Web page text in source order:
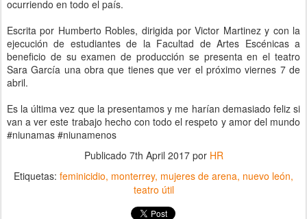
ocurriendo en todo el país.
Escrita por Humberto Robles, dirigida por Victor Martinez y con la
ejecución de estudiantes de la Facultad de Artes Escénicas a
beneficio de su examen de producción se presenta en el teatro
Sara García una obra que tienes que ver el próximo viernes 7 de
abril.
Es la última vez que la presentamos y me harían demasiado feliz si
van a ver este trabajo hecho con todo el respeto y amor del mundo
#niunamas #niunamenos
Publicado 7th April 2017por HR
Etiquetas: feminicidio monterrey mujeres de arena nuevo león
teatro útil